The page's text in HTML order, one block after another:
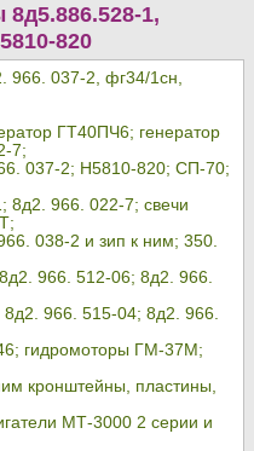
1,
820
966. 037-2, фг34/1сн,
ГТ40ПЧ6; генератор
7;
037-2; Н5810-820; СП-70;
8д2. 966. 022-7; свечи
038-2 и зип к ним; 350.
966. 512-06; 8д2. 966.
966. 515-04; 8д2. 966.
гидромоторы ГМ-37М;
кронштейны, пластины,
МТ-3000 2 серии и